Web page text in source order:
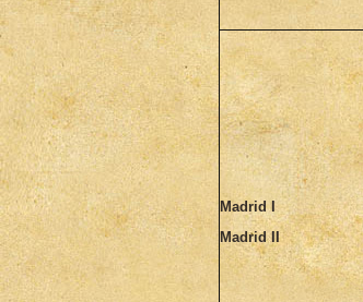
Madrid I
Madrid II